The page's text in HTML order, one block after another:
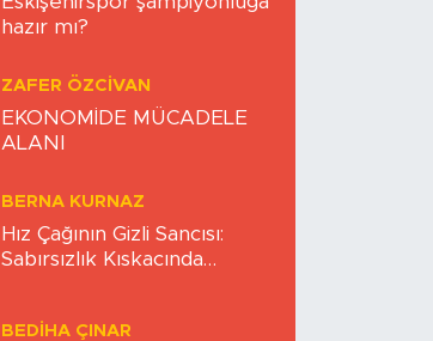
hazır mı?
ZAFER ÖZCIVAN
EKONOMİDE MÜCADELE
ALANI
BERNA KURNAZ
Hız Çağının Gizli Sancısı:
Sabırsızlık Kıskacında
BEDIHA ÇINAR